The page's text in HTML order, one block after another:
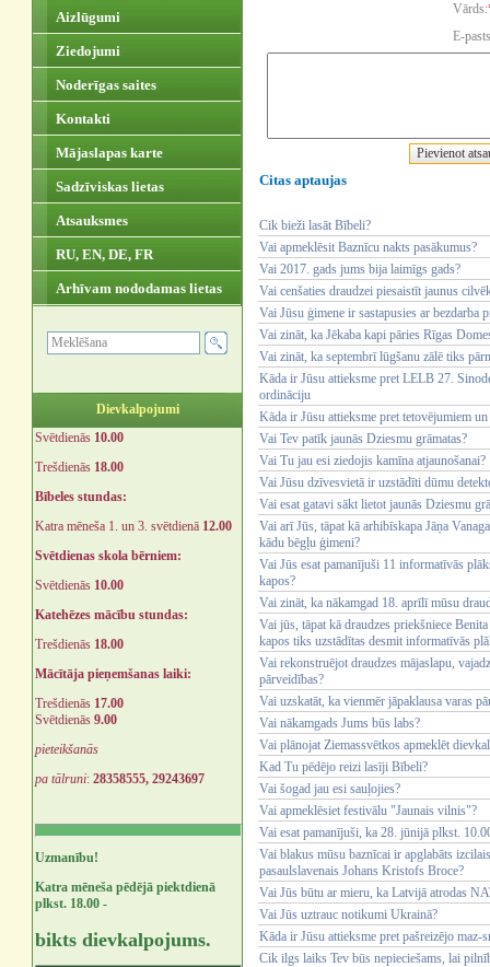
Aizlūgumi
Ziedojumi
Noderīgas saites
Kontakti
Mājaslapas karte
Sadzīviskas lietas
Atsauksmes
RU, EN, DE, FR
Arhīvam nododamas lietas
Dievkalpojumi
Svētdienās 10.00
Trešdienās 18.00
Bībeles stundas:
Katra mēneša 1. un 3. svētdienā 12.00
Svētdienas skola bērniem:
Svētdienās 10.00
Katehēzes mācību stundas:
Trešdienās 18.00
Mācītāja pieņemšanas laiki:
Trešdienās 17.00
Svētdienās 9.00
pieteikšanās
pa tālruni: 28358555, 29243697
Uzmanību!
Katra mēneša pēdējā piektdienā
plkst. 18.00 -
bikts dievkalpojums.
Vārds:
E-
Citas aptaujas
Cik bieži lasāt Bībeli?
Vai apmeklēsit Baznīcu nakts pasākumus?
Vai 2017. gads jums bija laimīgs gads?
Vai cenšaties draudzei piesaistīt jaunus
Vai Jūsu ģimene ir sastapusies ar bezdarba
Vai zināt, ka Jēkaba kapi pāries Rīgas
Vai zināt, ka septembrī lūgšanu zālē tiks
Kāda ir Jūsu attieksme pret LELB 27.
ordināciju
Kāda ir Jūsu attieksme pret tetovējumiem un
Vai Tev patīk jaunās Dziesmu grāmatas?
Vai Tu jau esi ziedojis kamīna atjaunošanai?
Vai Jūsu dzīvesvietā ir uzstādīti dūmu
Vai esat gatavi sākt lietot jaunās Dziesmu
Vai arī Jūs, tāpat kā arhibīskapa Jāņa
kādu bēgļu ģimeni?
Vai Jūs esat pamanījuši 11 informatīvās
kapos?
Vai zināt, ka nākamgad 18. aprīlī mūsu
Vai jūs, tāpat kā draudzes priekšniece
kapos tiks uzstādītas desmit informatīvās
Vai rekonstruējot draudzes mājaslapu,
pārveidības?
Vai uzskatāt, ka vienmēr jāpaklausa varas
Vai nākamgads Jums būs labs?
Vai plānojat Ziemassvētkos apmeklēt
Kad Tu pēdējo reizi lasīji Bībeli?
Vai šogad jau esi sauļojies?
Vai apmeklēsiet festivālu "Jaunais vilnis"?
Vai esat pamanījuši, ka 28. jūnijā plkst.
Vai blakus mūsu baznīcai ir apglabāts
pasaulslavenais Johans Kristofs Broce?
Vai Jūs būtu ar mieru, ka Latvijā atrodas
Vai Jūs uztrauc notikumi Ukrainā?
Kāda ir Jūsu attieksme pret pašreizējo maz-
Cik ilgs laiks Tev būs nepieciešams, lai